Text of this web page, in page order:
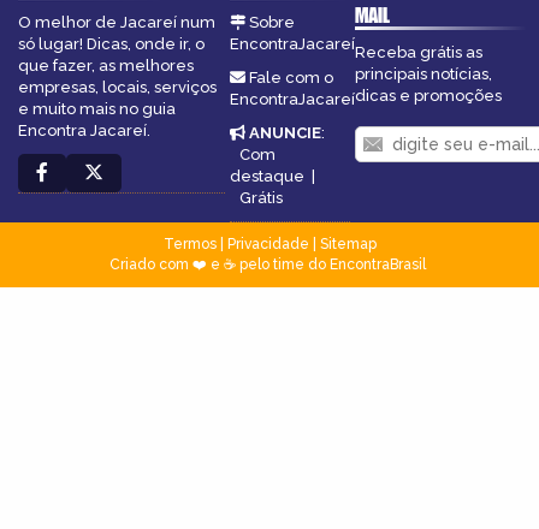
O melhor de Jacareí num
só lugar! Dicas, onde ir, o
que fazer, as melhores
empresas, locais, serviços
e muito mais no guia
Encontra Jacareí.
Sobre
EncontraJacareí
Fale com o
EncontraJacareí
ANUNCIE:
Com
destaque |
Grátis
MAIL
Receba grátis as
principais notícias,
dicas e promoções
Termos| Privacidade
Sitemap
Criado com ❤️ e ☕ pelo time do EncontraBrasil